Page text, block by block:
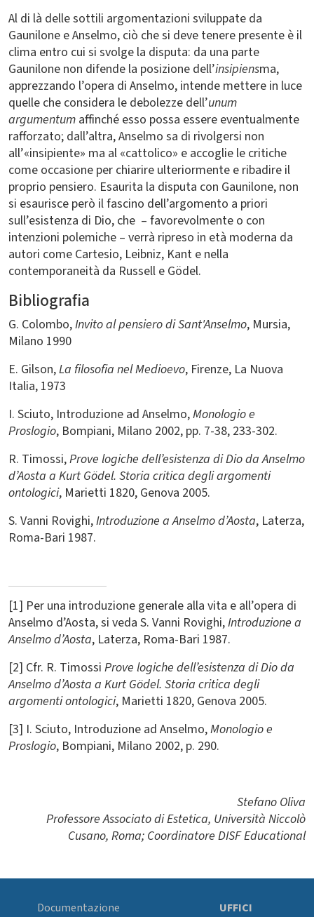
Al di là delle sottili argomentazioni sviluppate da
Gaunilone e Anselmo, ciò che si deve tenere presente è il
clima entro cui si svolge la disputa: da una parte
Gaunilone non difende la posizione dell’insipiensma,
apprezzando l’opera di Anselmo, intende mettere in luce
quelle che considera le debolezze dell’unum
argumentum affinché esso possa essere eventualmente
rafforzato; dall’altra, Anselmo sa di rivolgersi non
all’«insipiente» ma al «cattolico» e accoglie le critiche
come occasione per chiarire ulteriormente e ribadire il
proprio pensiero. Esaurita la disputa con Gaunilone, non
si esaurisce però il fascino dell’argomento a priori
sull’esistenza di Dio, che – favorevolmente o con
intenzioni polemiche – verrà ripreso in età moderna da
autori come Cartesio, Leibniz, Kant e nella
contemporaneità da Russell e Gödel.
Bibliografia
G. Colombo,Invito al pensiero di Sant'Anselmo, Mursia,
Milano 1990
E. Gilson,La filosofia nel Medioevo, Firenze, La Nuova
Italia, 1973
I. Sciuto, Introduzione ad Anselmo,Monologio e
Proslogio, Bompiani, Milano 2002, pp. 7-38, 233-302.
R. Timossi,Prove logiche dell’esistenza di Dio da Anselmo
d’Aosta a Kurt Gödel. Storia critica degli argomenti
ontologici, Marietti 1820, Genova 2005.
S. Vanni Rovighi,Introduzione a Anselmo d’Aosta, Laterza,
Roma-Bari 1987.
[1] Per una introduzione generale alla vita e all’opera di
Anselmo d’Aosta, si veda S. Vanni Rovighi,Introduzione a
Anselmo d’Aosta, Laterza, Roma-Bari 1987.
[2] Cfr. R. Timossi Prove logiche dell’esistenza di Dio da
Anselmo d’Aosta a Kurt Gödel. Storia critica degli
argomenti ontologici, Marietti 1820, Genova 2005.
[3] I. Sciuto, Introduzione ad Anselmo,Monologio e
Proslogio, Bompiani, Milano 2002, p. 290.
Stefano Oliva
Professore Associato di Estetica, Università Niccolò
Cusano, Roma; Coordinatore DISF Educational
Documentazione
UFFICI